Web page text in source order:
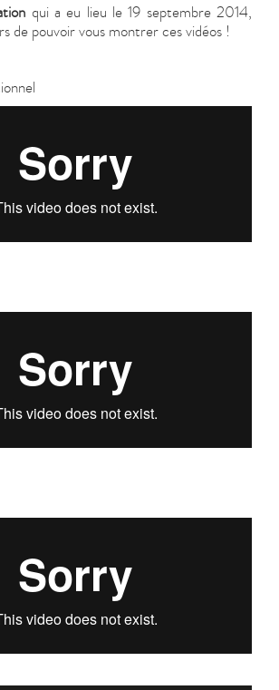
qui a eu lieu le 19 septembre 2014,
de pouvoir vous montrer ces vidéos !